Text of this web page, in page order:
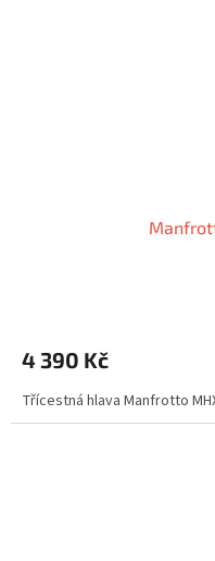
4 390 Kč
Třícestná hlava Manfrotto